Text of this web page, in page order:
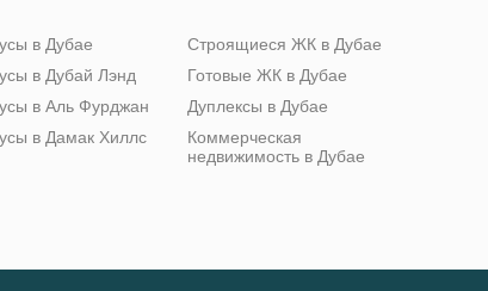
в Дубае
в Дубай Лэнд
в Аль Фурджан
в Дамак Хиллс
Строящиеся ЖК в Дубае
Готовые ЖК в Дубае
Дуплексы в Дубае
Коммерческая
недвижимость в Дубае